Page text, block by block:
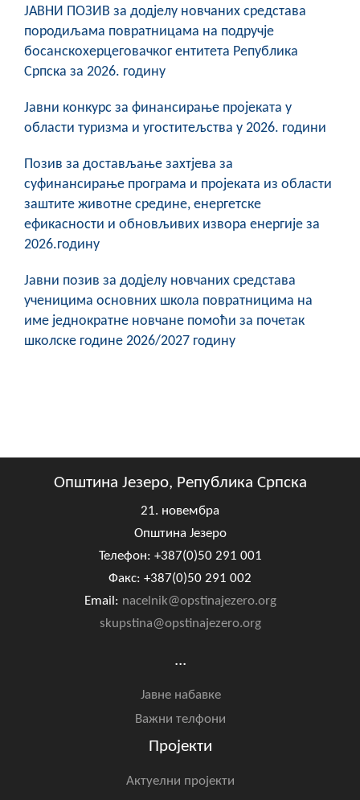
ЈАВНИ ПОЗИВ за додјелу новчаних средстава
породиљама повратницама на подручје
босанскохерцеговачког ентитета Република
Српска за 2026. годину
Јавни конкурс за финансирање пројеката у
области туризма и угоститељства у 2026. години
Позив за достављање захтјева за
суфинансирање програма и пројеката из области
заштите животне средине, енергетске
ефикасности и обновљивих извора енергије за
2026.годину
Јавни позив за додјелу новчаних средстава
ученицима основних школа повратницима на
име једнократне новчане помоћи за почетак
школске године 2026/2027 годину
Општина Језеро, Република Српска
21. новембра
Општина Језеро
Телефон: +387(0)50 291 001
Факс: +387(0)50 291 002
Email: nacelnik@opstinajezero.org
skupstina@opstinajezero.org
...
Јавне набавке
Важни телфони
Пројекти
Актуелни пројекти